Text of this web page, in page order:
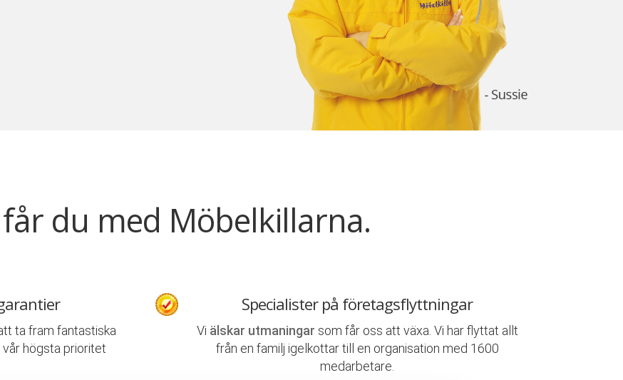
du med Möbelkillarna.
ta fram fantastiska
vår högsta prioritet
Specialister på företagsflyttningar
Vi älskar utmaningar som får oss att växa. Vi har flyttat allt
från en familj igelkottar till en organisation med 1600
medarbetare.